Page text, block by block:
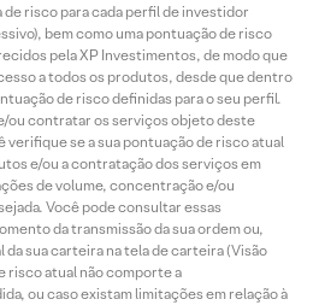
risco para cada perfil de investidor
bem como uma pontuação de risco
pela XP Investimentos, de modo que
a todos os produtos, desde que dentro
de risco definidas para o seu perfil.
ou contratar os serviços objeto deste
se a sua pontuação de risco atual
e/ou a contratação dos serviços em
de volume, concentração e/ou
Você pode consultar essas
da transmissão da sua ordem ou,
sua carteira na tela de carteira (Visão
risco atual não comporte a
ou caso existam limitações em relação à